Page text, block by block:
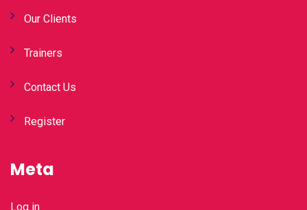
Our Clients
Trainers
Contact Us
Register
Meta
Log in